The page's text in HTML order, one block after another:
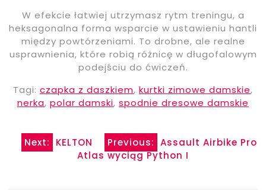
W efekcie łatwiej utrzymasz rytm treningu, a
heksagonalna forma wsparcie w ustawieniu hantli
między powtórzeniami. To drobne, ale realne
usprawnienia, które robią różnicę w długofalowym
podejściu do ćwiczeń.
Tagi: czapka z daszkiem, kurtki zimowe damskie,
nerka, polar damski, spodnie dresowe damskie
NawigacjaPrevious: Assault Airbike Pro
Next:
KELTON
Atlas wyciąg Python I